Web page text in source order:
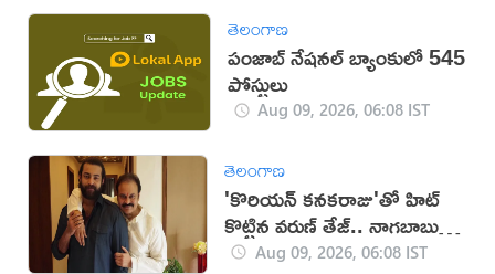
తెలంగాణ
పంజాబ్ నేషనల్ బ్యాంకులో 545
పోస్టులు
Aug 09, 2026, 06:08 IST
తెలంగాణ
'కొరియన్ కనకరాజు'తో హిట్
కొట్టిన వరుణ్ తేజ్.. నాగబాబు
ఎమోషనల్ పోస్ట్
Aug 09, 2026, 06:08 IST